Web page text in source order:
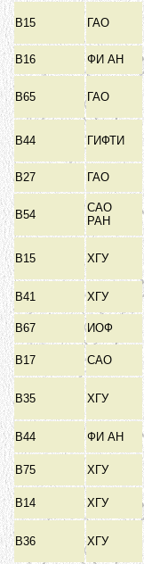
В15 ГАО
В16
ФИ АН
В65 ГАО
В44 ГИФТИ
В27
ГАО
В54
САО
РАН
В15 ХГУ
В41
ХГУ
В67
ИОФ
В17
САО
В35 ХГУ
В44
ФИ АН
В75
ХГУ
В14
ХГУ
В36 ХГУ